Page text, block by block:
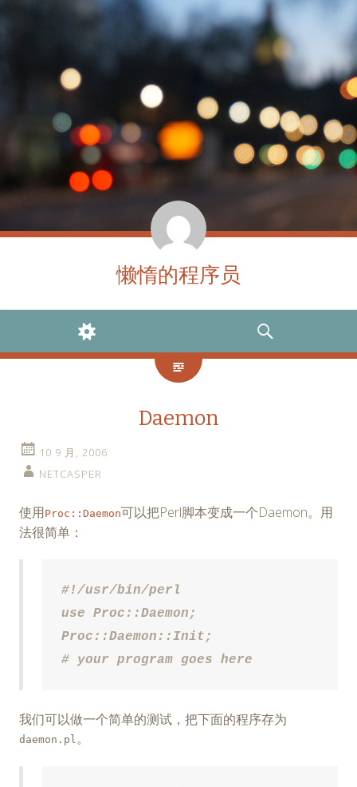
懒惰的程序员
WIDGETS
SEARCH
Daemon
10 9 月, 2006
NETCASPER
使用Proc::Daemon可以把Perl脚本变成一个Daemon。用
法很简单：
#!/usr/bin/perl
use Proc::Daemon;
Proc::Daemon::Init;
# your program goes here
我们可以做一个简单的测试，把下面的程序存为
daemon.pl 。